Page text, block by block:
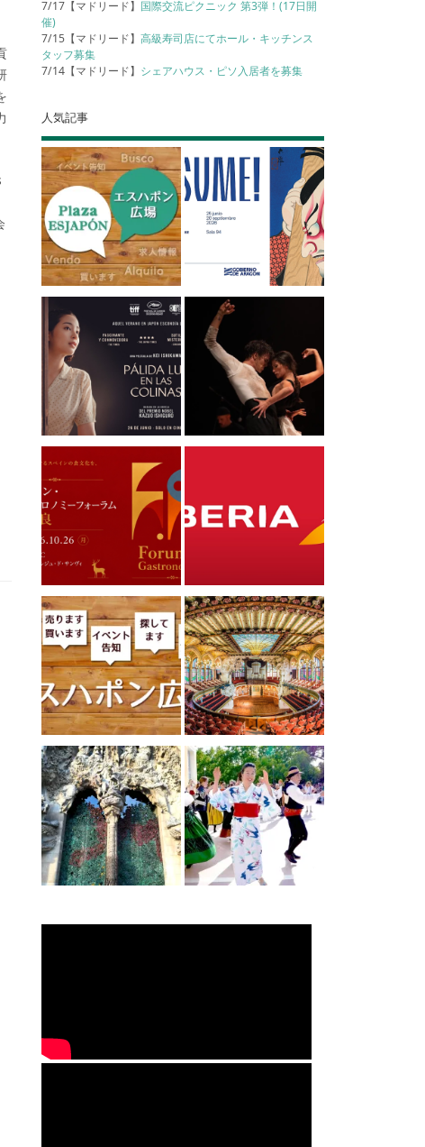
7/17【マドリード】 国際交流ピクニック 第3弾！(17日開
催)
7/15【マドリード】高級寿司店にてホール・キッチンス
タッフ募集
7/14【マドリード】 シェアハウス・ピソ入居者を募集
人気記事